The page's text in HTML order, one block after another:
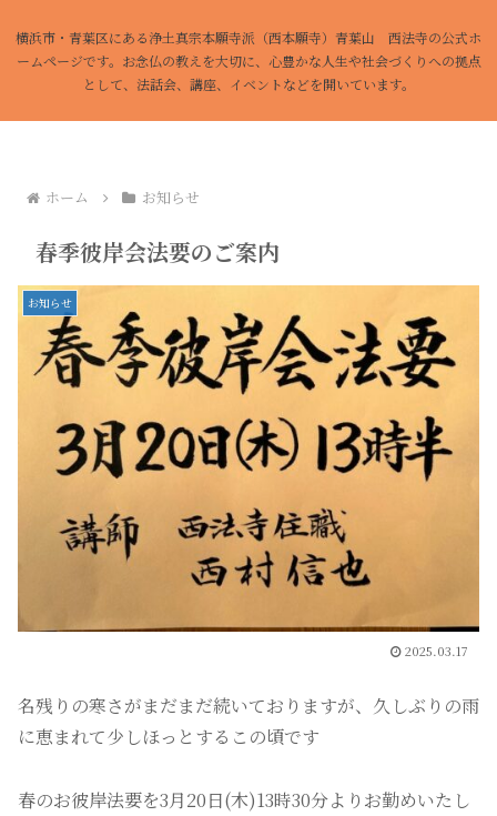
横浜市・青葉区にある浄土真宗本願寺派（西本願寺）青葉山 西法寺の公式ホ
ームページです。お念仏の教えを大切に、心豊かな人生や社会づくりへの拠点
として、法話会、講座、イベントなどを開いています。
ホーム お知らせ
春季彼岸会法要のご案内
お知らせ
2025.03.17
名残りの寒さがまだまだ続いておりますが、久しぶりの雨
に恵まれて少しほっとするこの頃です
春のお彼岸法要を3月20日(木)13時30分よりお勤めいたし